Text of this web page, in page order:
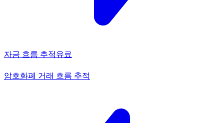
자금 흐름 추적유료
암호화폐 거래 흐름 추적